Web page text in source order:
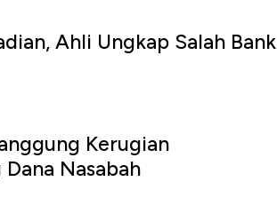
Ahli Ungkap Salah Bank
Kerugian
Nasabah